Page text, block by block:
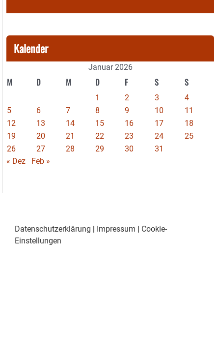
Kalender
Januar 2026
M D M D F S S
1 2 3
4
5
6 7 8 9 10
11
12
13 14 15 16 17
18
19
20 21 22 23 24
25
26
27 28 29 30
31
« Dez
Feb »
Datenschutzerklärung | Impressum | Cookie-
Einstellungen